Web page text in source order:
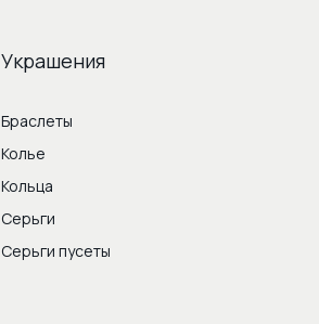
Украшения
Браслеты
Колье
Кольца
Серьги
Серьги пусеты